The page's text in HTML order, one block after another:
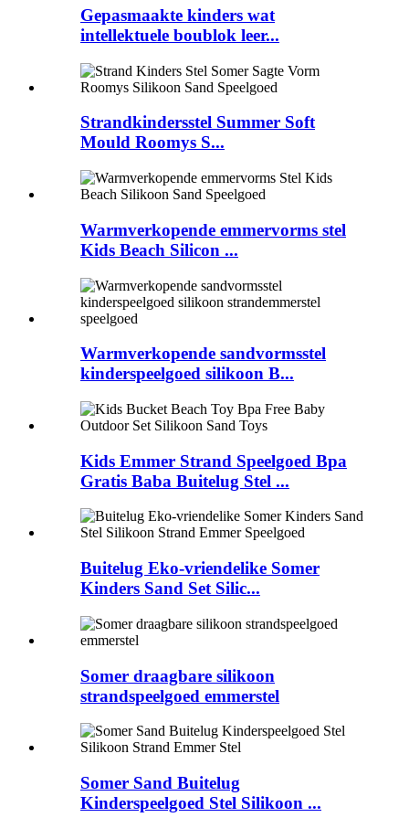
Gepasmaakte kinders wat
intellektuele boublok leer...
Strandkindersstel Summer Soft
Mould Roomys S...
Warmverkopende emmervorms stel
Kids Beach Silicon ...
Warmverkopende sandvormsstel
kinderspeelgoed silikoon B...
Kids Emmer Strand Speelgoed Bpa
Gratis Baba Buitelug Stel ...
Buitelug Eko-vriendelike Somer
Kinders Sand Set Silic...
Somer draagbare silikoon
strandspeelgoed emmerstel
Somer Sand Buitelug
Kinderspeelgoed Stel Silikoon ...